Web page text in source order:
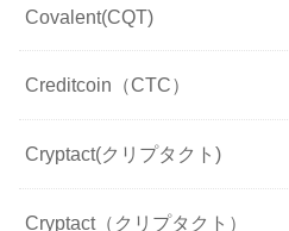
Covalent(CQT)
Creditcoin（CTC）
Cryptact(クリプタクト)
Cryptact（クリプタクト）